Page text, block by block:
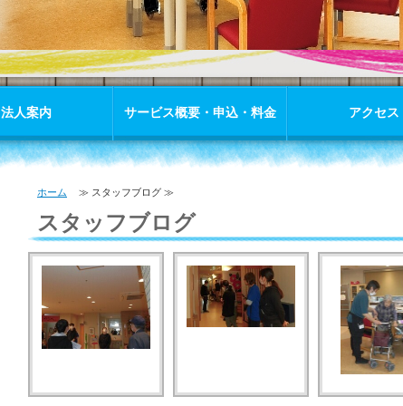
法人案内 サービス概要・申込・料金 アクセス
ホーム ≫ スタッフブログ ≫
スタッフブログ